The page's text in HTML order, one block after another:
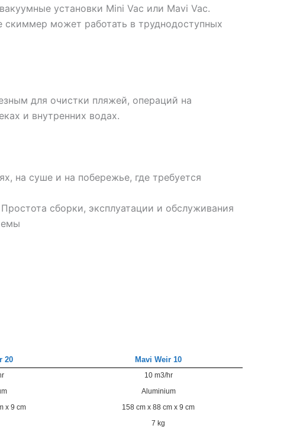
установки Mini Vac или Mavi Vac.
скиммер может работать в труднодоступных
для очистки пляжей, операций на
и внутренних водах.
на суше и на побережье, где требуется
сборки, эксплуатации и обслуживания
20 Mavi Weir 10
10 m3/hr
Aluminium
x 9 cm
158 cm x 88 cm x 9 cm
7 kg